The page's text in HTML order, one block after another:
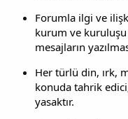
Forumla ilgi ve
kurum ve
mesajların
Her türlü din, ırk,
konuda tahrik
yasaktır.